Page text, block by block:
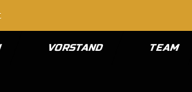
VORSTAND TEAM